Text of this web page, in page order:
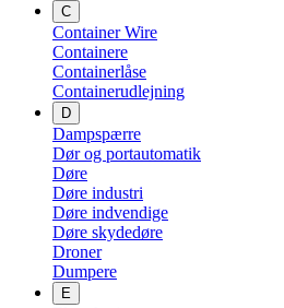
C
Container Wire
Containere
Containerlåse
Containerudlejning
D
Dampspærre
Dør og portautomatik
Døre
Døre industri
Døre indvendige
Døre skydedøre
Droner
Dumpere
E